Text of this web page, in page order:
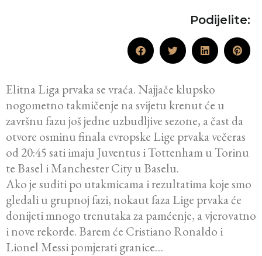
Podijelite:
Elitna Liga prvaka se vraća. Najjače klupsko
nogometno takmičenje na svijetu krenut će u
završnu fazu još jedne uzbudljive sezone, a čast da
otvore osminu finala evropske Lige prvaka večeras
od 20:45 sati imaju Juventus i Tottenham u Torinu
te Basel i Manchester City u Baselu.
Ako je suditi po utakmicama i rezultatima koje smo
gledali u grupnoj fazi, nokaut faza Lige prvaka će
donijeti mnogo trenutaka za pamćenje, a vjerovatno
i nove rekorde. Barem će Cristiano Ronaldo i
Lionel Messi pomjerati granice…